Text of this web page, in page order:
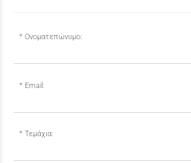
Ονοματεπώνυμο:
Email:
Τεμάχια: